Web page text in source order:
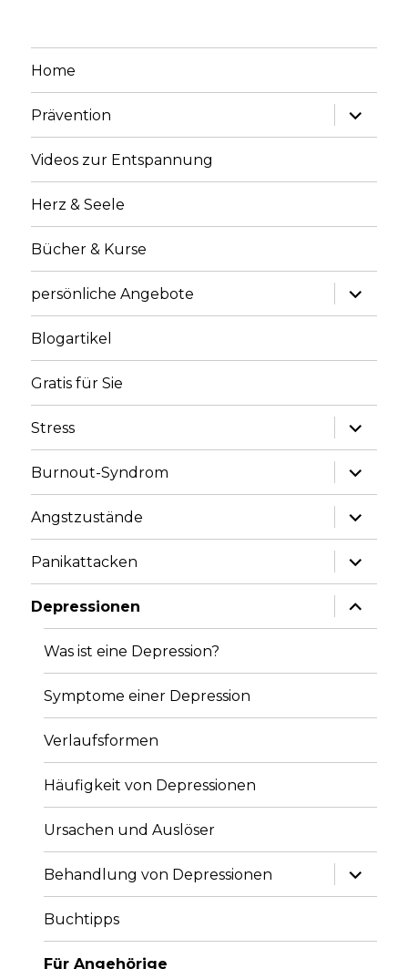
Home
Prävention
Videos zur Entspannung
Herz & Seele
Bücher & Kurse
persönliche Angebote
Blogartikel
Gratis für Sie
Stress
Burnout-Syndrom
Angstzustände
Panikattacken
Depressionen
Was ist eine Depression?
Symptome einer Depression
Verlaufsformen
Häufigkeit von Depressionen
Ursachen und Auslöser
Behandlung von Depressionen
Buchtipps
Für Angehörige